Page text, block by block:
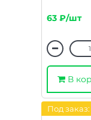
63 ₽/шт
В
Под заказ: